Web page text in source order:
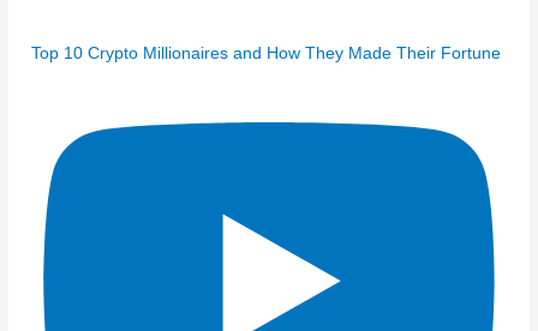
Top 10 Crypto Millionaires and How They Made Their Fortune